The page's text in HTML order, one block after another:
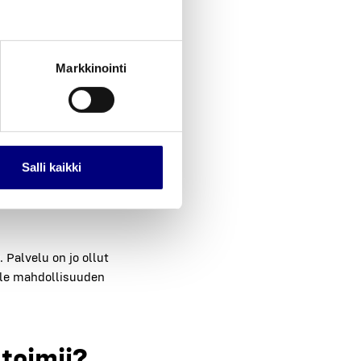
Markkinointi
Salli kaikki
Pal­ve­lu on jo ollut
mah­dol­li­suu­den